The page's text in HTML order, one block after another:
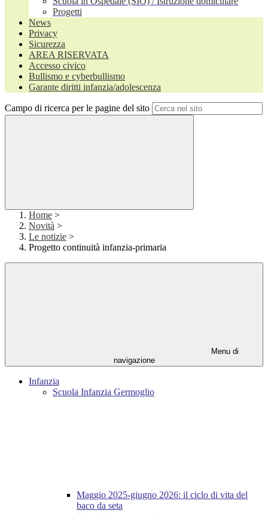
Progetti
News
Privacy
Sicurezza
AREA RISERVATA
Accesso civico
Bullismo e cyberbullismo
Garante diritti infanzia/adolescenza
Campo di ricerca per le pagine del sito
Home >
Novità >
Le notizie >
Progetto continuità infanzia-primaria
Menu di
navigazione
Infanzia
Scuola Infanzia Germoglio
Maggio 2025-giugno 2026: il ciclo di vita del
baco da seta